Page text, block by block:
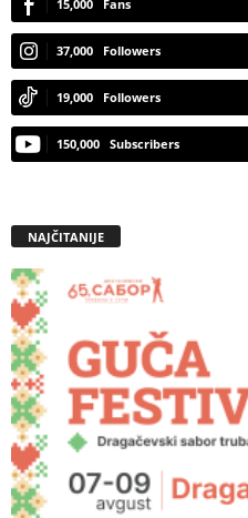
15,000 Fans
37,000 Followers
19,000 Followers
150,000 Subscribers
NAJČITANIJE